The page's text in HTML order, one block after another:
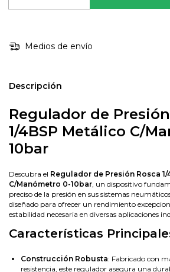
Medios de envío
Descripción
Regulador de
1/4BSP Metálico C/
10bar
Descubra el Regulador de Presión Rosca 1/
C/Manómetro 0-10bar , un dispositivo
preciso de la presión en sus sistemas
diseñado para ofrecer un rendimiento
estabilidad necesaria en diversas aplicaciones
Características
Construcción Robusta: Fabricado con
resistencia, este regulador asegura una